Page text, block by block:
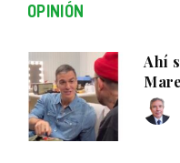
OPINIÓN
Ahí